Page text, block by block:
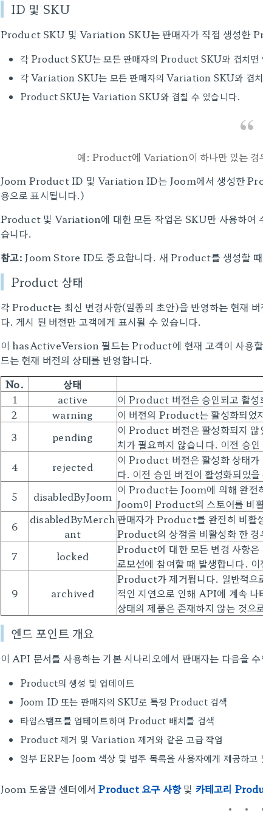
ID 및 SKU
Product SKU 및 Variation SKU는 판매자가 직접 생성한
각 Product SKU는 모든 판매자의 Product SKU와 겹치면
각 Variation SKU는 모든 판매자의 Variation SKU와 겹치
Product SKU는 Variation SKU와 겹칠 수 있습니다.
예: Product에 Variation이 하나만 있는 경
Joom Product ID 및 Variation ID는 Joom에서 생성한
용으로 표시됩니다.)
Product 및 Variation에 대한 모든 작업은 SKU만 사용하여
습니다.
참고: Joom Store ID도 중요합니다. 새 Product를 생성할
Product 상태
각 Product는 최신 변경사항(일종의 초안)을 반영하는 현재
다. 게시 된 버전만 고객에게 표시될 수 있습니다.
이 hasActiveVersion 필드는 Product에 현재 고객이 사용
드는 현재 버전의 상태를 반영합니다.
No.
상태
1
active
이 Product 버전은 승인되고 활성
2
warning
이 버전의 Product는 활성화되었
3
pending
이 Product 버전은 활성화되지 않
치가 필요하지 않습니다. 이전 승
4
rejected
이 Product 버전은 활성화 상태가
다. 이전 승인 버전이 활성화되었
5
disabledByJoom 이 Product는 Joom에 의해 완전
Joom이 Product의 스토어를 비
6
disabledByMerch
ant
판매자가 Product를 완전히 비활
Product의 상점을 비활성화 한 경
7
locked
Product에 대한 모든 변경 사항
로모션에 참여할 때 발생합니다.
9 archived
Product가 제거됩니다. 일반적으
적인 지연으로 인해 API에 계속
상태의 제품은 존재하지 않는 것으
엔드 포인트 개요
이 API 문서를 사용하는 기본 시나리오에서 판매자는 다음을
Product의 생성 및 업데이트
Joom ID 또는 판매자의 SKU로 특정 Product 검색
타임스탬프를 업테이트하여 Product 배치를 검색
Product 제거 및 Variation 제거와 같은 고급 작업
일부 ERP는 Joom 색상 및 범주 목록을 사용자에게 제공하고
Joom 도움말 센터에서 Product 요구 사항 및 카테고리